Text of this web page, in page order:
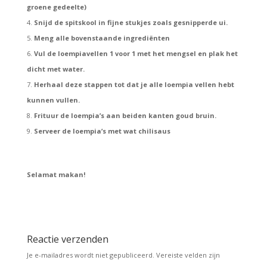
groene gedeelte)
Snijd de spitskool in fijne stukjes zoals gesnipperde ui.
Meng alle bovenstaande ingrediënten
Vul de loempiavellen 1 voor 1 met het mengsel en plak het
dicht met water.
Herhaal deze stappen tot dat je alle loempia vellen hebt
kunnen vullen.
Frituur de loempia’s aan beiden kanten goud bruin.
Serveer de loempia’s met wat chilisaus
Selamat makan!
Reactie verzenden
Je e-mailadres wordt niet gepubliceerd. Vereiste velden zijn